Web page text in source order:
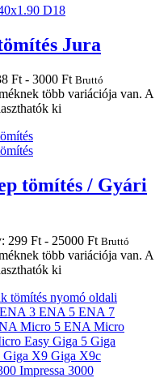
Jura
Ft - 3000 Ft Bruttó
több variációja van. A
ki
tömítés / Gyári
299 Ft - 25000 Ft Bruttó
több variációja van. A
ki